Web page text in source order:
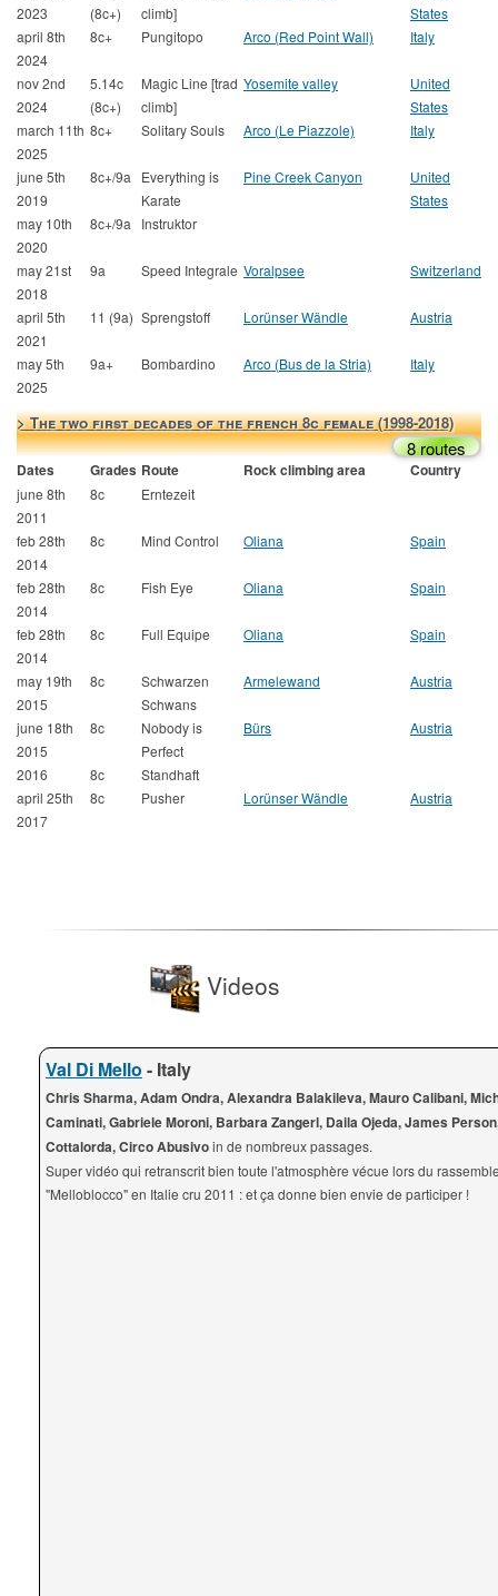
2023
(8c+)
climb]
States
april 8th
2024
8c+ Pungitopo Arco (Red Point Wall) Italy
nov 2nd
2024
5.14c
(8c+)
Magic Line [trad
climb]
Yosemite valley
United
States
march 11th
2025
8c+ Solitary Souls Arco (Le Piazzole) Italy
june 5th
2019
8c+/9a
Everything is
Karate
Pine Creek Canyon
United
States
may 10th
2020
8c+/9a Instruktor
may 21st
2018
9a Speed Integrale Voralpsee Switzerland
april 5th
2021
11 (9a) Sprengstoff Lorünser Wändle Austria
may 5th
2025
9a+ Bombardino Arco (Bus de la Stria) Italy
> The two first decades of the french 8c female (1998-2018)
8 routes
Dates Grades Route Rock climbing area Country
june 8th
2011
8c Erntezeit
feb 28th
2014
8c Mind Control Oliana Spain
feb 28th
2014
8c Fish Eye Oliana Spain
feb 28th
2014
8c Full Equipe Oliana Spain
may 19th
2015
8c
Schwarzen
Schwans
Armelewand Austria
june 18th
2015
8c
Nobody is
Perfect
Bürs Austria
2016 8c
Standhaft
april 25th
2017
8c Pusher Lorünser Wändle Austria
Videos
Val Di Mello - Italy
Chris Sharma, Adam Ondra, Alexandra Balakileva, Mauro Calibani,
Caminati, Gabriele Moroni, Barbara Zangerl, Daila Ojeda, James
Cottalorda, Circo Abusivoin de nombreux passages.
Super vidéo qui retranscrit bien toute l'atmosphère vécue lors du
"Melloblocco" en Italie cru 2011 : et ça donne bien envie de participer !